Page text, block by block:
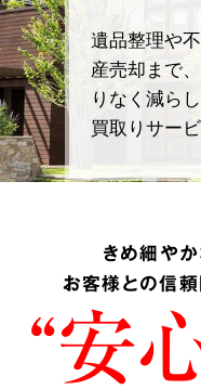
遺品整理や
産売却まで
りなく減ら
買取りサービ
きめ細や
お客様との信
“安